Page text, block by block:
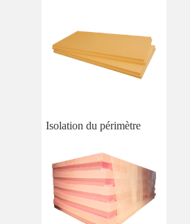
Isolation du périmètre